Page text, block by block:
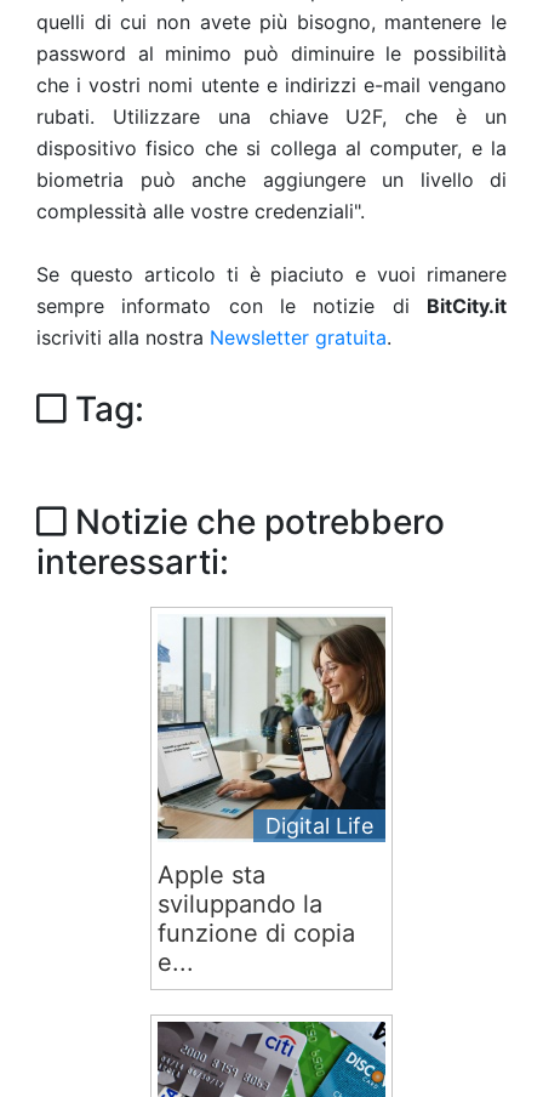
quelli di cui non avete più bisogno, mantenere le
password al minimo può diminuire le possibilità
che i vostri nomi utente e indirizzi e-mail vengano
rubati. Utilizzare una chiave U2F, che è un
dispositivo fisico che si collega al computer, e la
biometria può anche aggiungere un livello di
complessità alle vostre credenziali".
Se questo articolo ti è piaciuto e vuoi rimanere
sempre informato con le notizie di BitCity.it
iscriviti alla nostra Newsletter gratuita.
Tag:
Notizie che potrebbero
interessarti:
Digital Life
Apple sta
sviluppando la
funzione di copia
e...